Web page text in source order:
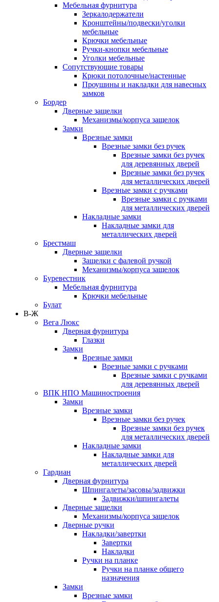
Мебельная фурнитура
Зеркалодержатели
Кронштейны/подвески/уголки
мебельные
Крючки мебельные
Ручки-кнопки мебельные
Уголки мебельные
Сопутствующие товары
Крюки потолочные/настенные
Проушины и накладки для навесных
замков
Бордер
Дверные защелки
Механизмы/корпуса защелок
Замки
Врезные замки
Врезные замки без ручек
Врезные замки без ручек
для деревянных дверей
Врезные замки без ручек
для металлических дверей
Врезные замки с ручками
Врезные замки с ручками
для металлических дверей
Накладные замки
Накладные замки для
металлических дверей
Брестмаш
Дверные защелки
Защелки с фалевой ручкой
Механизмы/корпуса защелок
Буревестник
Мебельная фурнитура
Крючки мебельные
Булат
В-Ж
Вега Люкс
Дверная фурнитура
Глазки
Замки
Врезные замки
Врезные замки с ручками
Врезные замки с ручками
для деревянных дверей
ВПК НПО Машиностроения
Замки
Врезные замки
Врезные замки без ручек
Врезные замки без ручек
для металлических дверей
Накладные замки
Накладные замки для
металлических дверей
Гардиан
Дверная фурнитура
Шпингалеты/засовы/задвижки
Задвижки/шпингалеты
Дверные защелки
Механизмы/корпуса защелок
Дверные ручки
Накладки/завертки
Завертки
Накладки
Ручки на планке
Ручки на планке общего
назначения
Замки
Врезные замки